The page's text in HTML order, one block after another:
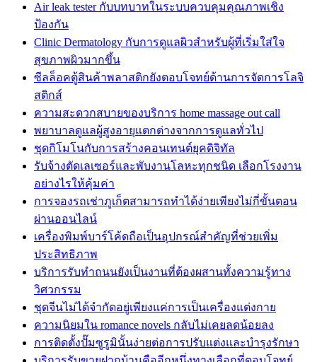
Air leak tester กับบทบาทในระบบควบคุมคุณภาพเชิง
ป้องกัน
Clinic Dermatology กับการดูแลผิวสำหรับผู้ที่เริ่มใส่ใจ
สุขภาพผิวมากขึ้น
ซีลล็อคตู้สินค้าพลาสติกยังตอบโจทย์ด้านการจัดการโลจิ
สติกส์
ความสะดวกสบายของบริการ home massage out call
พยาบาลดูแลผู้สูงอายุแตกต่างจากการดูแลทั่วไป
ชุดกิโมโนกับการสร้างคอนเทนต์ยุคดิจิทัล
รับจ้างตัดเลเซอร์และพับงานโลหะทุกชนิด เลือกโรงงาน
อย่างไรให้คุ้มค่า
การจองรถเช่าภูเก็ตสามารถทำได้ง่ายเพียงไม่กี่ขั้นตอน
ผ่านออนไลน์
เครื่องพิมพ์บาร์โค้ดถือเป็นอุปกรณ์สำคัญที่ช่วยเพิ่ม
ประสิทธิภาพ
บริการรับทำถนนยังเป็นงานที่ต้องผสานทั้งความรู้ทาง
วิศวกรรม
ชุดจีนไม่ได้จำกัดอยู่เพียงแค่การเป็นเครื่องแต่งกาย
ความนิยมใน romance novels กลับไม่เคยลดน้อยลง
การติดตั้งปั๊มซูรูมินั้นง่ายต่อการปรับแต่งและบำรุงรักษา